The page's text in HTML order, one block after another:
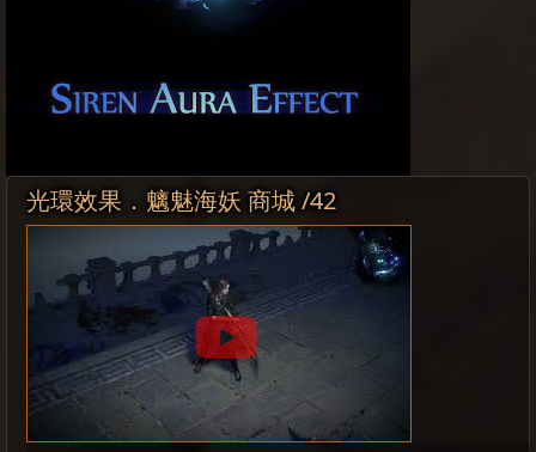
光環效果．魑魅海妖 商城 /42